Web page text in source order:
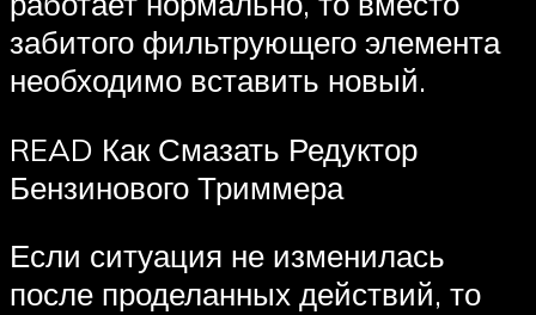
забитого фильтрующего элемента
необходимо вставить новый.
READ Как Смазать Редуктор
Бензинового Триммера
Если ситуация не изменилась
после проделанных действий, то